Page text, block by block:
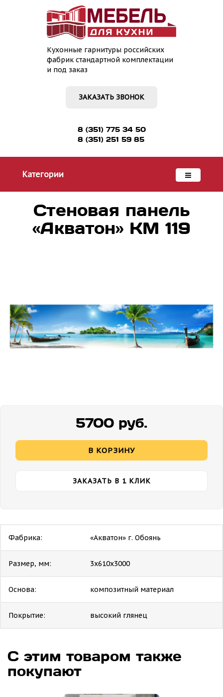
Кухонные гарнитуры российских
фабрик стандартной комплектации
и под заказ
ЗАКАЗАТЬ ЗВОНОК
8 (351) 775 34 50
8 (351) 251 59 85
Категории
Стеновая панель
«Акватон» КМ 119
5700 руб.
В КОРЗИНУ
ЗАКАЗАТЬ В 1 КЛИК
Фабрика: «Акватон» г. Обоянь
Размер, мм: 3х610х3000
Основа: композитный материал
Покрытие: высокий глянец
С этим товаром также
покупают